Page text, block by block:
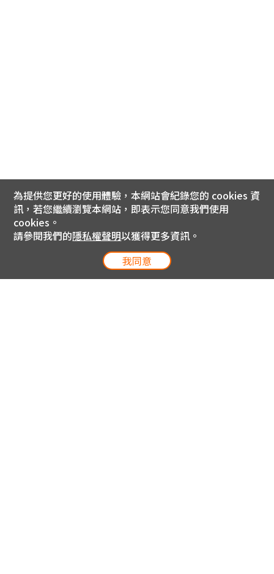
為提供您更好的使用體驗，本網站會紀錄您的 cookies 資
訊，若您繼續瀏覽本網站，即表示您同意我們使用
cookies。
請參閱我們的隱私權聲明以獲得更多資訊。
我同意